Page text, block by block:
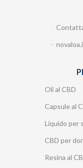
Oli al CBD
Capsule al
Liquido per
CBD per
Resina al